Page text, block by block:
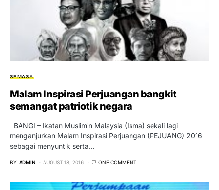
SEMASA
Malam Inspirasi Perjuangan bangkit
semangat patriotik negara
BANGI – Ikatan Muslimin Malaysia (Isma) sekali lagi
menganjurkan Malam Inspirasi Perjuangan (PEJUANG) 2016
sebagai menyuntik serta…
BY ADMIN AUGUST 18, 2016 ONE COMMENT